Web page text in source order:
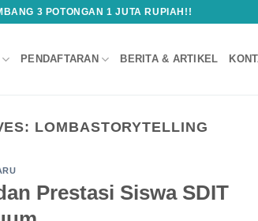
3 POTONGAN 1 JUTA RUPIAH!!
PENDAFTARAN BERITA & ARTIKEL
LOMBASTORYTELLING
Prestasi Siswa SDIT